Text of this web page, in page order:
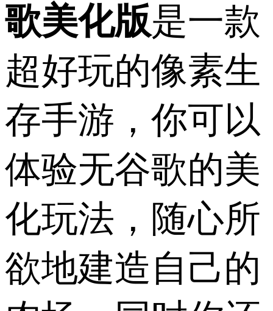
歌美化版是一款
超好玩的像素生
存手游，你可以
体验无谷歌的美
化玩法，随心所
欲地建造自己的